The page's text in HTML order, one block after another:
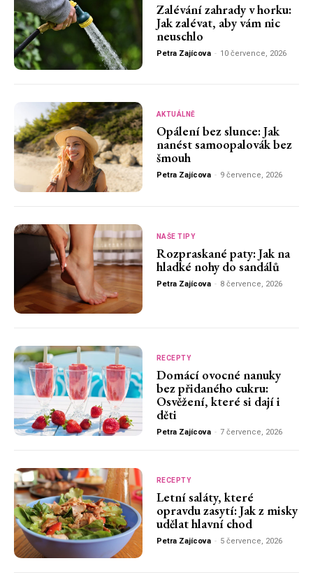
Zalévání zahrady v horku:
Jak zalévat, aby vám nic
neuschlo
Petra Zajícova - 10 července, 2026
AKTUÁLNĚ
Opálení bez slunce: Jak
nanést samoopalovák bez
šmouh
Petra Zajícova - 9 července, 2026
NAŠE TIPY
Rozpraskané paty: Jak na
hladké nohy do sandálů
Petra Zajícova - 8 července, 2026
RECEPTY
Domácí ovocné nanuky
bez přidaného cukru:
Osvěžení, které si dají i
děti
Petra Zajícova - 7 července, 2026
RECEPTY
Letní saláty, které
opravdu zasytí: Jak z misky
udělat hlavní chod
Petra Zajícova - 5 července, 2026